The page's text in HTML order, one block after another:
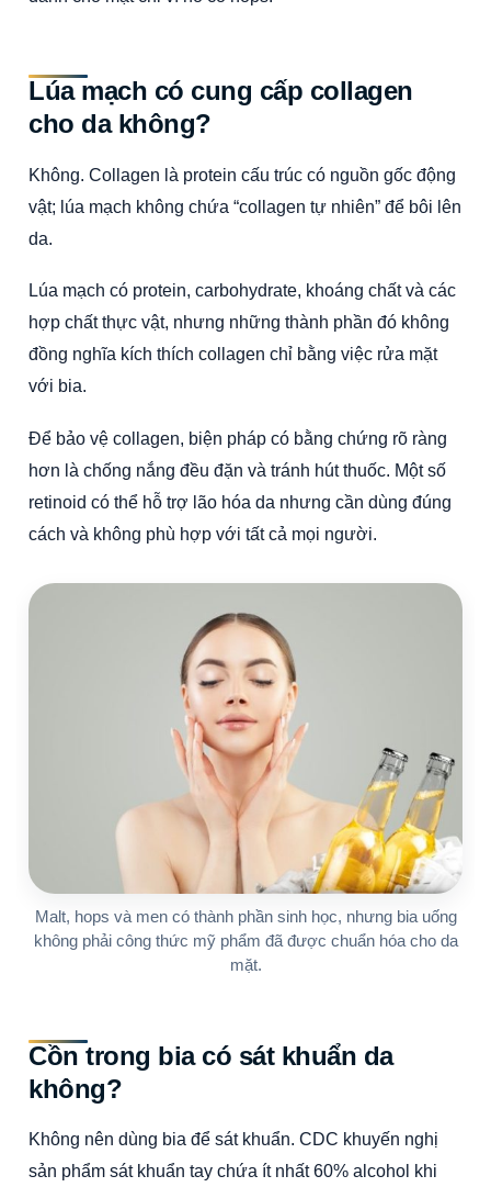
Lúa mạch có cung cấp collagen
cho da không?
Không. Collagen là protein cấu trúc có nguồn gốc động
vật; lúa mạch không chứa “collagen tự nhiên” để bôi lên
da.
Lúa mạch có protein, carbohydrate, khoáng chất và các
hợp chất thực vật, nhưng những thành phần đó không
đồng nghĩa kích thích collagen chỉ bằng việc rửa mặt
với bia.
Để bảo vệ collagen, biện pháp có bằng chứng rõ ràng
hơn là chống nắng đều đặn và tránh hút thuốc. Một số
retinoid có thể hỗ trợ lão hóa da nhưng cần dùng đúng
cách và không phù hợp với tất cả mọi người.
Malt, hops và men có thành phần sinh học, nhưng bia uống
không phải công thức mỹ phẩm đã được chuẩn hóa cho da
mặt.
Cồn trong bia có sát khuẩn da
không?
Không nên dùng bia để sát khuẩn. CDC khuyến nghị
sản phẩm sát khuẩn tay chứa ít nhất 60% alcohol khi